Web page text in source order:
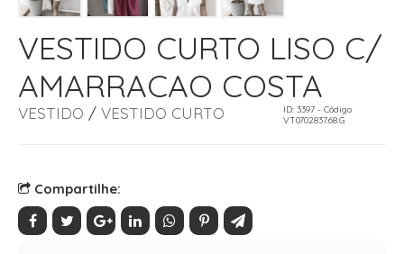
VESTIDO CURTO LISO C/
AMARRACAO COSTA
VESTIDO / VESTIDO CURTO
ID: 3397 - Código
VT0702837.68.G
Compartilhe: